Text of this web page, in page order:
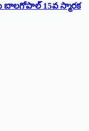
బాలగోపాల్‌ 15వ స్మారక